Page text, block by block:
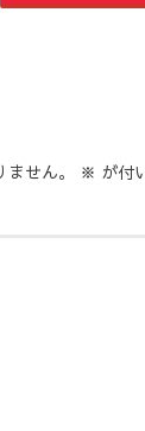
せん。 ※ が付